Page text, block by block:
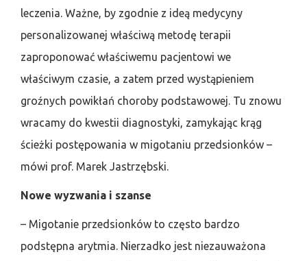
leczenia. Ważne, by zgodnie z ideą medycyny
personalizowanej właściwą metodę terapii
zaproponować właściwemu pacjentowi we
właściwym czasie, a zatem przed wystąpieniem
groźnych powikłań choroby podstawowej. Tu znowu
wracamy do kwestii diagnostyki, zamykając krąg
ścieżki postępowania w migotaniu przedsionków –
mówi prof. Marek Jastrzębski.
Nowe wyzwania i szanse
– Migotanie przedsionków to często bardzo
podstępna arytmia. Nierzadko jest niezauważona